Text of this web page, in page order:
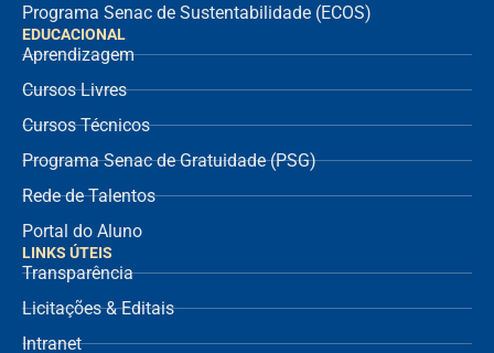
Programa Senac de Sustentabilidade (ECOS)
EDUCACIONAL
Aprendizagem
Cursos Livres
Cursos Técnicos
Programa Senac de Gratuidade (PSG)
Rede de Talentos
Portal do Aluno
LINKS ÚTEIS
Transparência
Licitações & Editais
Intranet